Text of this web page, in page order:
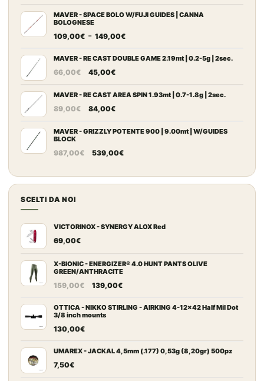
originale
era:
868,00€.
attuale
462,00€.
MAVER - SPACE BOLO W/FUJI GUIDES | CANNA
BOLOGNESE
109,00€ - 149,00€Fascia
prezzo:
a
MAVER - RE CAST DOUBLE GAME 2.19mt | 0.2-5g | 2sec.
66,00€
Il
originale
era:
45,00€Il
attuale
è:
MAVER - RE CAST AREA SPIN 1.93mt | 0.7-1.8g | 2sec.
89,00€
Il
originale
89,00€.
84,00€Il
attuale
84,00€.
MAVER - GRIZZLY POTENTE 900 | 9.00mt | W/GUIDES
BLOCK
987,00€
Il
originale
era:
539,00€Il
attuale
è:
SCELTI DA NOI
VICTORINOX - SYNERGY ALOX Red
69,00€
X-BIONIC - ENERGIZER® 4.0 HUNT PANTS OLIVE
GREEN/ANTHRACITE
159,00€
Il
originale
era:
139,00€Il
attuale
OTTICA - NIKKO STIRLING - AIRKING 4-12x42 Half Mil Dot
3/8 inch mounts
130,00€
UMAREX - JACKAL 4,5mm (.177) 0,53g (8,20gr) 500pz
7,50€